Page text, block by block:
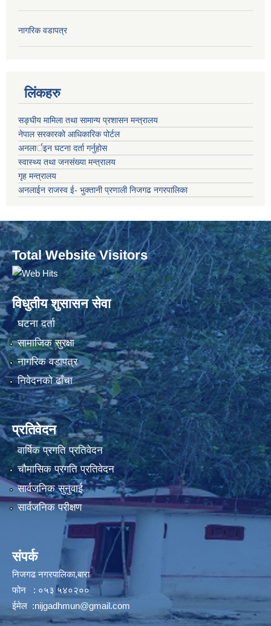
नागरिक वडापत्र
लिंकहरु
सङ्‍घीय मामिला तथा सामान्य प्रशासन मन्त्रालय
नेपाल सरकारको आधिकारिक पोर्टल
अनलार्इन घटना दर्ता गर्नुहोस
स्वास्थ्य तथा जनसंख्या मन्त्रालय
गृह मन्त्रालय
अनलाईन राजस्व ई- भुक्तानी प्रणाली निजगढ नगरपालिका
Total Website Visitors
विधुतीय शुसासन सेवा
घटना दर्ता
सामाजिक सुरक्षा
नागरिक वडापत्र
निवेदनको ढाँचा
प्रतिवेदन
वार्षिक प्रगति प्रतिवेदन
चौमासिक प्रगति प्रतिवेदन
सार्वजनिक सुनुवाई
सार्वजनिक परीक्षण
संपर्क
निजगढ नगरपालिका,बारा
फोन : ०५३ ५४०२००
ईमेल :nijgadhmun@gmail.com